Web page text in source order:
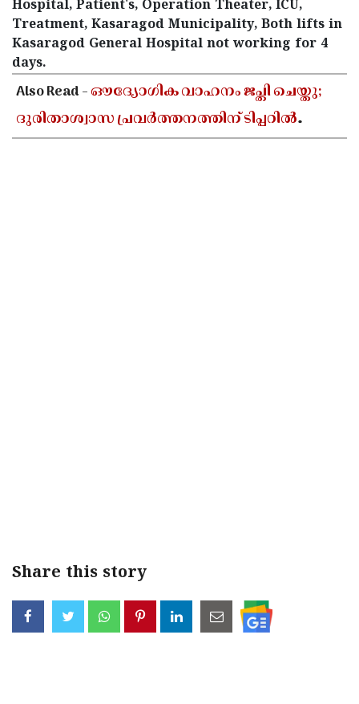
Hospital, Patient's, Operation Theater, ICU,
Treatment, Kasaragod Municipality, Both lifts in
Kasaragod General Hospital not working for 4
days.
Also Read -ഔദ്യോഗിക വാഹനം ജപ്തി ചെയ്തു;
ദുരിതാശ്വാസ പ്രവർത്തനത്തിന് ടിപ്പറിൽ
സഞ്ചരിച്ച് തഹസിൽദാർ
Share this story